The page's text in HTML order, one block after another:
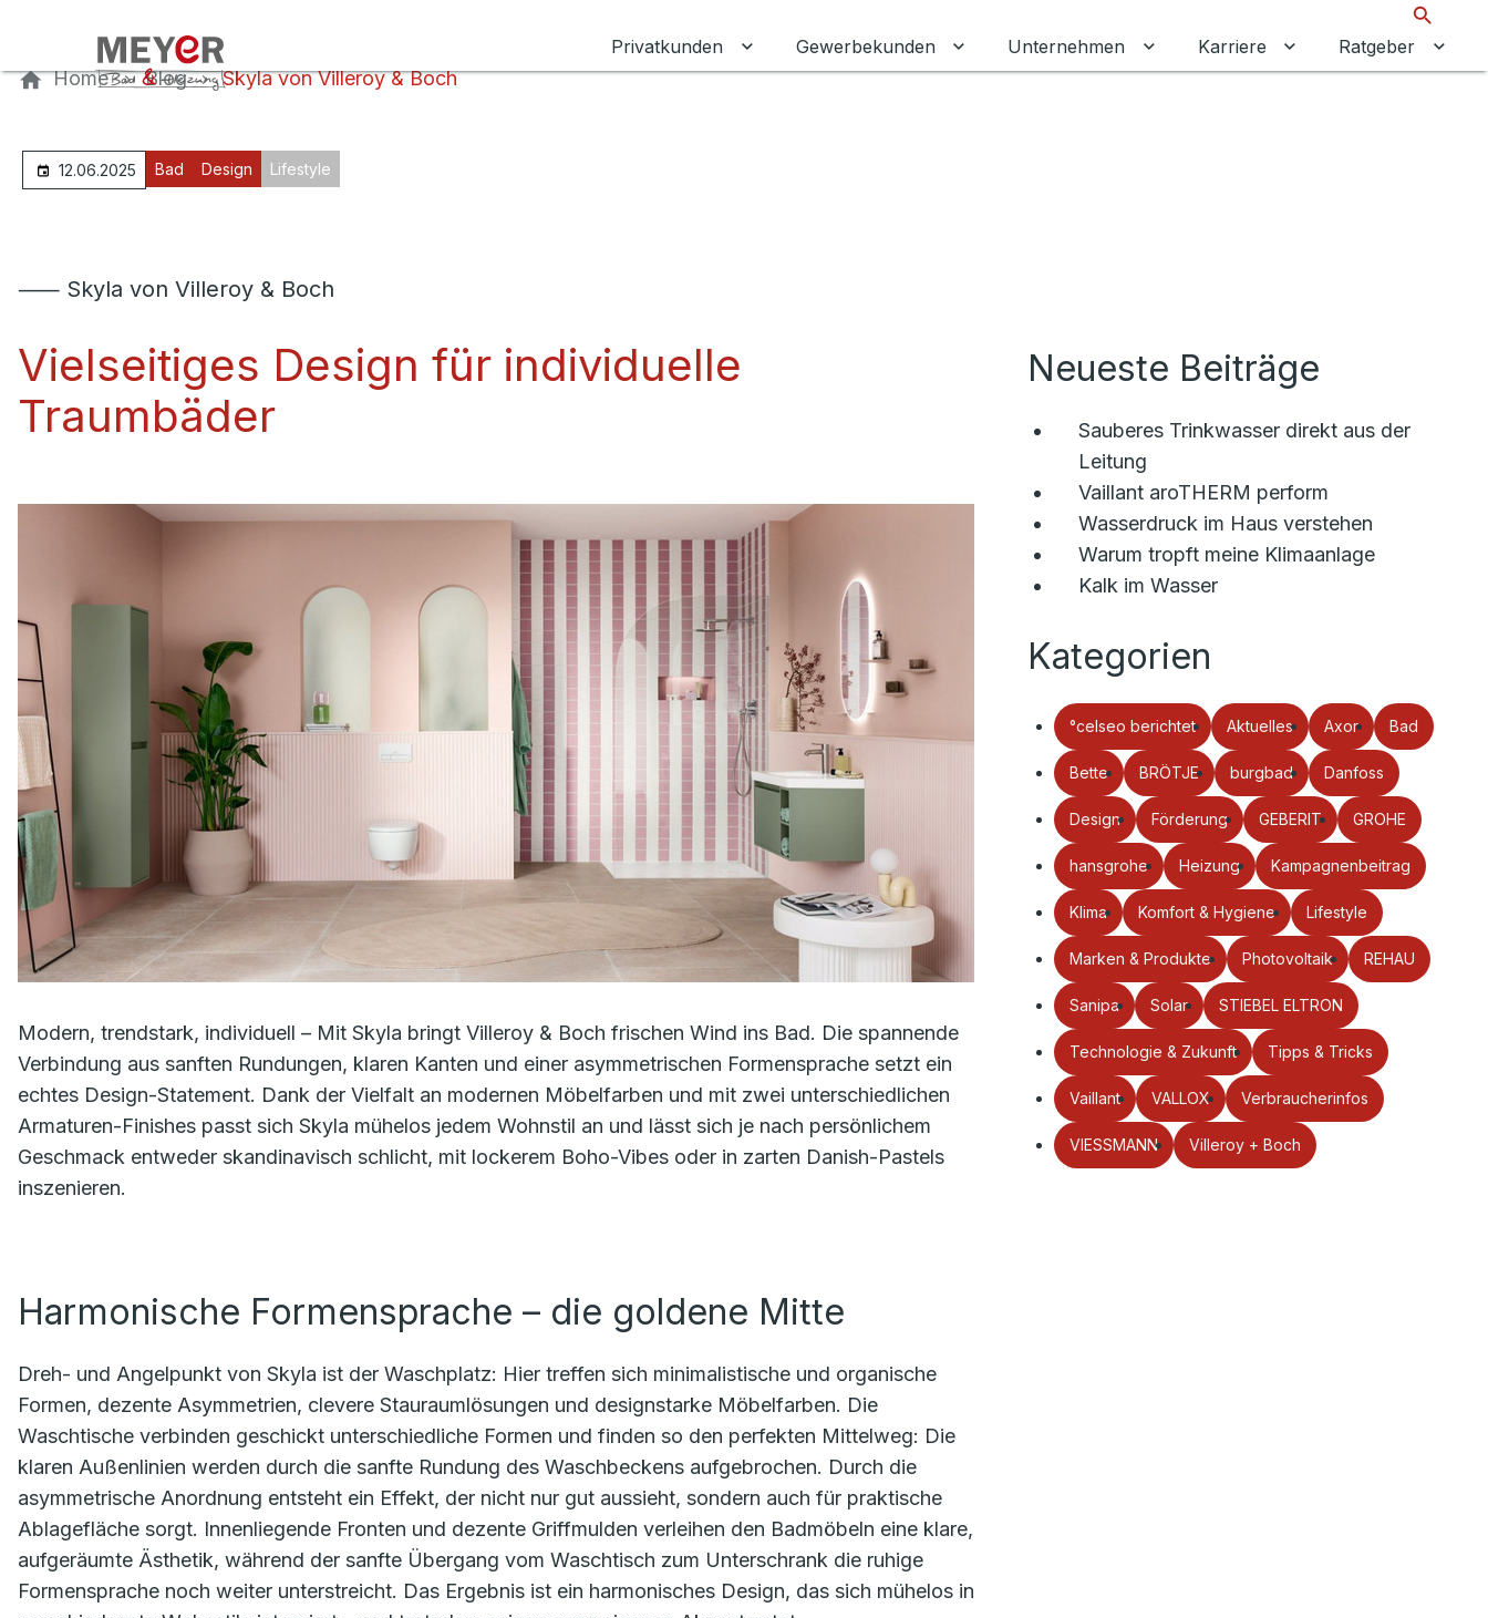
Privatkunden
Untermenü für Privatkunden umschalten
Gewerbekunden Untermenü für Gewerbekunden umschalten
Unternehmen Untermenü für Unternehmen
Karriere Untermenü für
Ratgeber
Home Blog Skyla von Villeroy & Boch
12.06.2025 Bad Design Lifestyle
⸺ Skyla von Villeroy & Boch
Vielseitiges Design für individuelle
Traumbäder
Modern, trendstark, individuell – Mit Skyla bringt Villeroy & Boch frischen Wind ins Bad. Die spannende
Verbindung aus sanften Rundungen, klaren Kanten und einer asymmetrischen Formensprache setzt ein
echtes Design-Statement. Dank der Vielfalt an modernen Möbelfarben und mit zwei unterschiedlichen
Armaturen-Finishes passt sich Skyla mühelos jedem Wohnstil an und lässt sich je nach persönlichem
Geschmack entweder skandinavisch schlicht, mit lockerem Boho-Vibes oder in zarten Danish-Pastels
inszenieren.
Harmonische Formensprache – die goldene Mitte
Dreh- und Angelpunkt von Skyla ist der Waschplatz: Hier treffen sich minimalistische und organische
Formen, dezente Asymmetrien, clevere Stauraumlösungen und designstarke Möbelfarben. Die
Waschtische verbinden geschickt unterschiedliche Formen und finden so den perfekten Mittelweg: Die
klaren Außenlinien werden durch die sanfte Rundung des Waschbeckens aufgebrochen. Durch die
asymmetrische Anordnung entsteht ein Effekt, der nicht nur gut aussieht, sondern auch für praktische
Ablagefläche sorgt. Innenliegende Fronten und dezente Griffmulden verleihen den Badmöbeln eine klare,
aufgeräumte Ästhetik, während der sanfte Übergang vom Waschtisch zum Unterschrank die ruhige
Formensprache noch weiter unterstreicht. Das Ergebnis ist ein harmonisches Design, das sich mühelos in
Neueste Beiträge
Sauberes Trinkwasser direkt aus der
Leitung
Vaillant aroTHERM perform
Wasserdruck im Haus verstehen
Warum tropft meine Klimaanlage
Kalk im Wasser
Kategorien
°celseo berichtet Aktuelles Axor Bad
Bette BRÖTJE burgbad Danfoss
Design Förderung GEBERIT GROHE
hansgrohe Heizung Kampagnenbeitrag
Klima Komfort & Hygiene Lifestyle
Marken & Produkte Photovoltaik REHAU
Sanipa Solar STIEBEL ELTRON
Technologie & Zukunft Tipps & Tricks
Vaillant VALLOX Verbraucherinfos
VIESSMANN Villeroy + Boch